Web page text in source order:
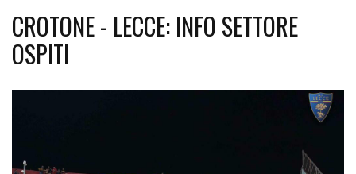
CROTONE - LECCE: INFO SETTORE
OSPITI